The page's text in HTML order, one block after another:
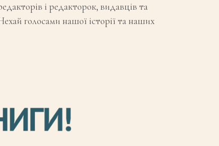
і редакторок, видавців та
голосами нашої історії та наших